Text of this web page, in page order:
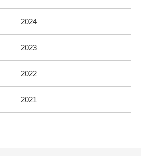
2024
2023
2022
2021